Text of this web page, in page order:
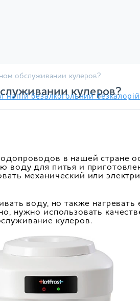
безалкогольний
обслуживании кулеров?
кулеров?
в нашей стране
воду для питья и
механический или
воду, но также
нужно использовать
кулеров.